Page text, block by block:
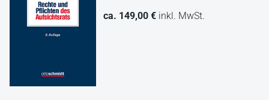
ca. 149,00 € inkl. MwSt.